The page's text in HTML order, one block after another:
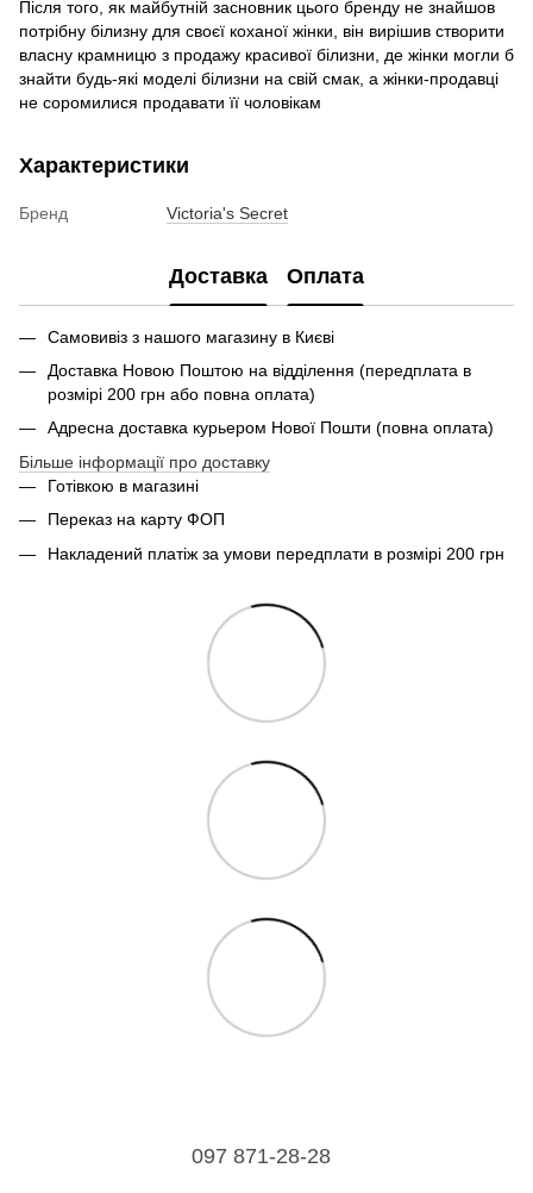
Після того, як майбутній засновник цього бренду не знайшов
потрібну білизну для своєї коханої жінки, він вирішив створити
власну крамницю з продажу красивої білизни, де жінки могли б
знайти будь-які моделі білизни на свій смак, а жінки-продавці
не соромилися продавати її чоловікам
Характеристики
Бренд Victoria's Secret
Доставка Оплата
Самовивіз з нашого магазину в Києві
Доставка Новою Поштою на відділення (передплата в
розмірі 200 грн або повна оплата)
Адресна доставка курьером Нової Пошти (повна оплата)
Більше інформації про доставку
Готівкою в магазині
Переказ на карту ФОП
Накладений платіж за умови передплати в розмірі 200 грн
097 871-28-28